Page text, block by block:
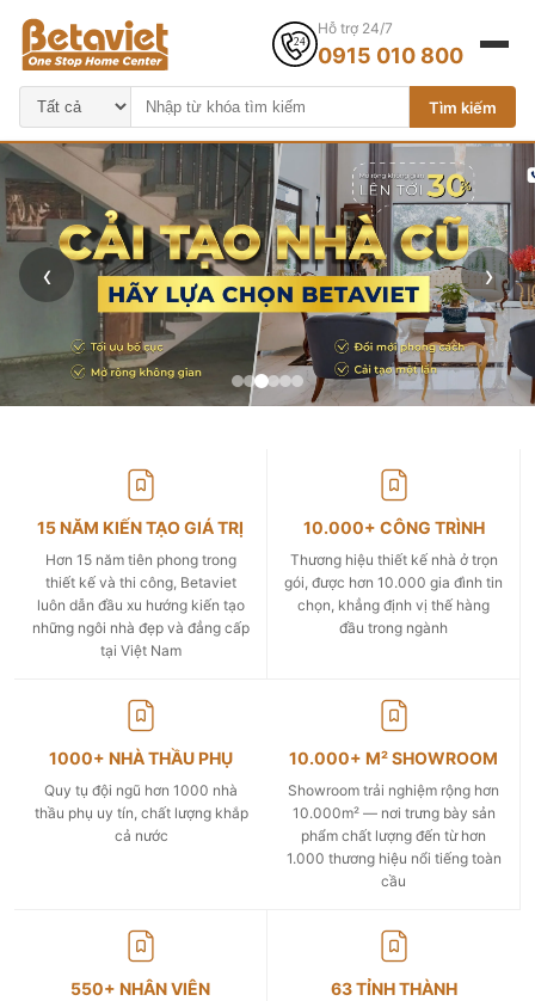
Tìm kiếm
Hỗ trợ 24/7
0915 010 800
‹ ›
15 NĂM KIẾN TẠO GIÁ TRỊ
Hơn 15 năm tiên phong trong
thiết kế và thi công, Betaviet
luôn dẫn đầu xu hướng kiến tạo
những ngôi nhà đẹp và đẳng cấp
tại Việt Nam
10.000+ CÔNG TRÌNH
Thương hiệu thiết kế nhà ở trọn
gói, được hơn 10.000 gia đình tin
chọn, khẳng định vị thế hàng
đầu trong ngành
1000+ NHÀ THẦU PHỤ
Quy tụ đội ngũ hơn 1000 nhà
thầu phụ uy tín, chất lượng khắp
cả nước
10.000+ M² SHOWROOM
Showroom trải nghiệm rộng hơn
10.000m² — nơi trưng bày sản
phẩm chất lượng đến từ hơn
1.000 thương hiệu nổi tiếng toàn
cầu
550+ NHÂN VIÊN 63 TỈNH THÀNH